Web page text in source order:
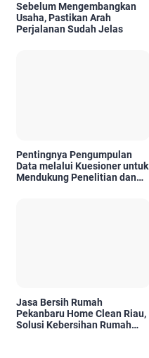
Sebelum Mengembangkan
Usaha, Pastikan Arah
Perjalanan Sudah Jelas
Pentingnya Pengumpulan
Data melalui Kuesioner untuk
Mendukung Penelitian dan
Jasa Bersih Rumah
Pekanbaru Home Clean Riau,
Solusi Kebersihan Rumah